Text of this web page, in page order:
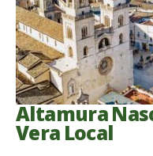
Altamura
Vera Local